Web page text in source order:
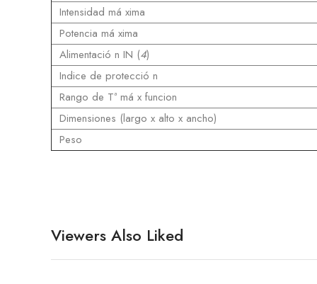
Intensidad má xima
Potencia má xima
Alimentació n IN (4)
Indice de protecció n
Rango de Tª má x funcion
Dimensiones (largo x alto x ancho)
Peso
Viewers Also Liked